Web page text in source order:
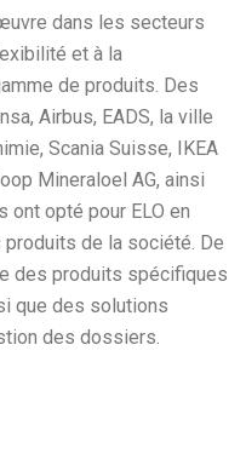
dans les secteurs
et à la
de produits. Des
Airbus, EADS, la ville
Scania Suisse, IKEA
Mineraloel AG, ainsi
ont opté pour ELO en
de la société. De
des produits spécifiques
que des solutions
des dossiers.